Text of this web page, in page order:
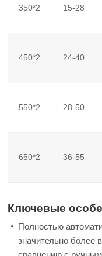
350*2 15-28
450*2 24-40
550*2 28-50
650*2 36-55
Ключевые
Полностью
значительно более